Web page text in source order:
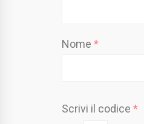
Nome *
Scrivi il codice *